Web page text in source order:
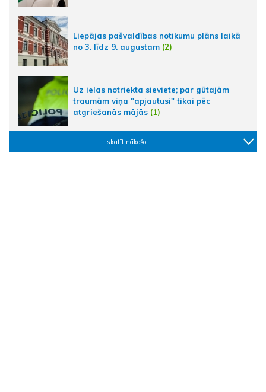
Liepājas pašvaldības notikumu plāns laikā
no 3. līdz 9. augustam (2)
Uz ielas notriekta sieviete; par gūtajām
traumām viņa "apjautusi" tikai pēc
atgriešanās mājās (1)
skatīt nākošo